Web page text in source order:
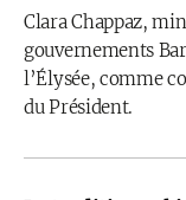
Clara Chappaz,
gouvernements
l’Élysée, comme
du Président.